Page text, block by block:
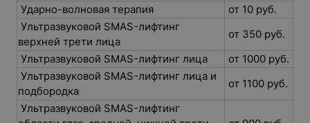
Ударно-волновая терапия
от 10 руб.
Ультразвуковой SMAS-лифтинг
верхней трети лица
от 350 руб.
Ультразвуковой SMAS-лифтинг лица
от 1000 руб.
Ультразвуковой SMAS-лифтинг лица и
подбородка
от 1100 руб.
Ультразвуковой SMAS-лифтинг